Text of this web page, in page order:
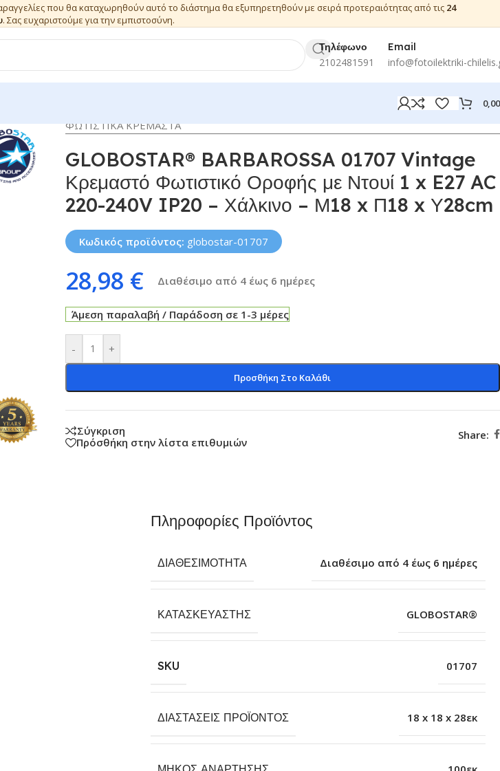
που θα καταχωρηθούν αυτό το διάστημα θα εξυπηρετηθούν με σειρά προτεραιότητας από τις 24
. Σας ευχαριστούμε για την εμπιστοσύνη.
Τηλέφωνο
2102481591
Email
info@fotoilektriki-
ΦΩΤΙΣΤΙΚΑ ΚΡΕΜΑΣΤΑ
GLOBOSTAR® BARBAROSSA 01707 Vintage
Κρεμαστό Φωτιστικό Οροφής με Ντουί 1 x E27 AC
220-240V IP20 – Χάλκινο – Μ18 x Π18 x Υ28cm
Κωδικός προϊόντος: globostar-01707
28,98 € Διαθέσιμο από 4 έως 6 ημέρες
Άμεση παραλαβή / Παράδοση σε 1-3 μέρες
- +
Προσθήκη Στο Καλάθι
Σύγκριση
Πρόσθήκη στην λίστα επιθυμιών
Share:
Πληροφορίες Προϊόντος
ΔΙΑΘΕΣΙΜΌΤΗΤΑ Διαθέσιμο από 4 έως 6 ημέρες
ΚΑΤΑΣΚΕΥΑΣΤΉΣ GLOBOSTAR®
SKU 01707
ΔΙΑΣΤΆΣΕΙΣ ΠΡΟΪΌΝΤΟΣ 18 x 18 x 28εκ